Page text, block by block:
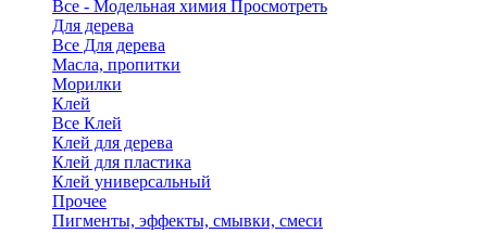
Все - Модельная химия Просмотреть
Для дерева
Все Для дерева
Масла, пропитки
Морилки
Клей
Все Клей
Клей для дерева
Клей для пластика
Клей универсальный
Прочее
Пигменты, эффекты, смывки, смеси